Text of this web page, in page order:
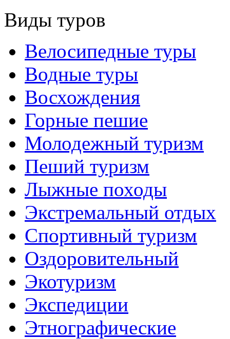
Виды туров
Велосипедные туры
Водные туры
Восхождения
Горные пешие
Молодежный туризм
Пеший туризм
Лыжные походы
Экстремальный отдых
Спортивный туризм
Оздоровительный
Экотуризм
Экспедиции
Этнографические